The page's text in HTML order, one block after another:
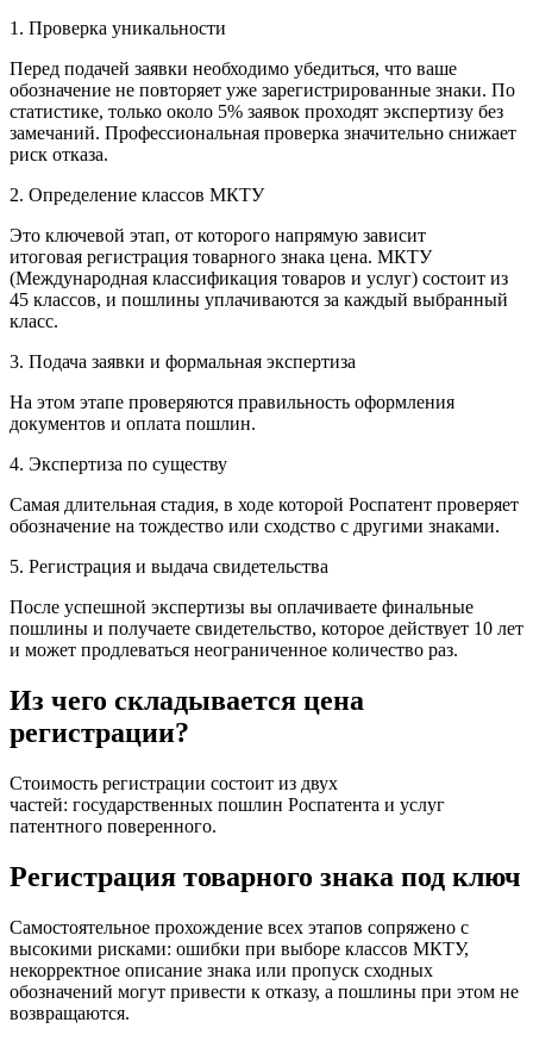
1. Проверка уникальности
Перед подачей заявки необходимо убедиться, что ваше
обозначение не повторяет уже зарегистрированные знаки. По
статистике, только около 5% заявок проходят экспертизу без
замечаний. Профессиональная проверка значительно снижает
риск отказа.
2. Определение классов МКТУ
Это ключевой этап, от которого напрямую зависит
итоговая регистрация товарного знака цена. МКТУ
(Международная классификация товаров и услуг) состоит из
45 классов, и пошлины уплачиваются за каждый выбранный
класс.
3. Подача заявки и формальная экспертиза
На этом этапе проверяются правильность оформления
документов и оплата пошлин.
4. Экспертиза по существу
Самая длительная стадия, в ходе которой Роспатент проверяет
обозначение на тождество или сходство с другими знаками.
5. Регистрация и выдача свидетельства
После успешной экспертизы вы оплачиваете финальные
пошлины и получаете свидетельство, которое действует 10 лет
и может продлеваться неограниченное количество раз.
Из чего складывается цена
регистрации?
Стоимость регистрации состоит из двух
частей: государственных пошлин Роспатента и услуг
патентного поверенного.
Регистрация товарного знака под ключ
Самостоятельное прохождение всех этапов сопряжено с
высокими рисками: ошибки при выборе классов МКТУ,
некорректное описание знака или пропуск сходных
обозначений могут привести к отказу, а пошлины при этом не
возвращаются.